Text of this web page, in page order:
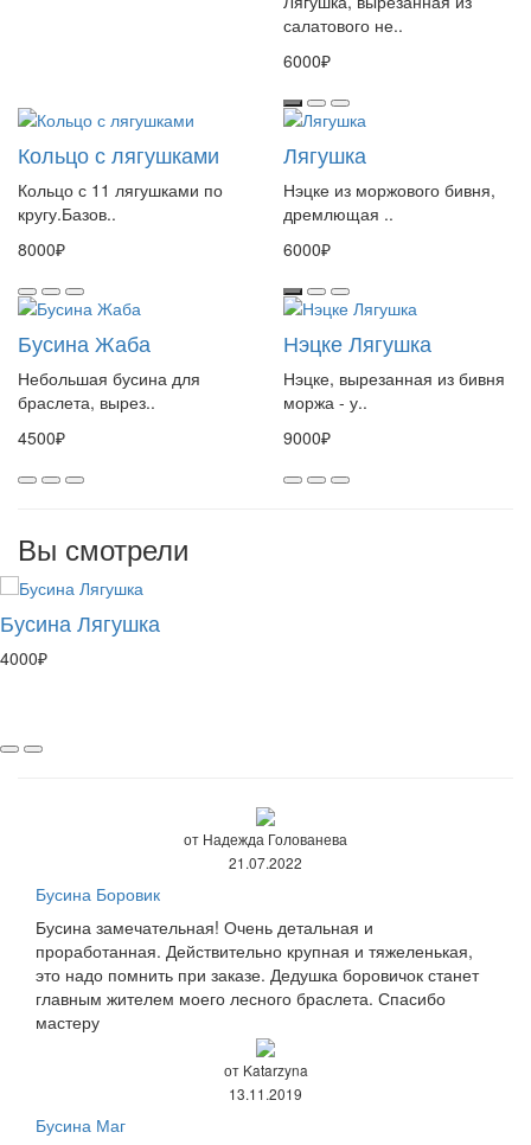
салатового не..
6000₽
Кольцо с лягушками
Кольцо с 11 лягушками по
кругу.Базов..
8000₽
Лягушка
Нэцке из моржового бивня,
дремлющая ..
6000₽
Бусина Жаба
Небольшая бусина для
браслета, вырез..
4500₽
Нэцке Лягушка
Нэцке, вырезанная из бивня
моржа - у..
9000₽
Вы смотрели
Бусина Лягушка
4000₽
от Надежда Голованева
21.07.2022
Бусина Боровик
Бусина замечательная! Очень детальная и
проработанная. Действительно крупная и тяжеленькая,
это надо помнить при заказе. Дедушка боровичок станет
главным жителем моего лесного браслета. Спасибо
мастеру
от Katarzyna
13.11.2019
Бусина Маг